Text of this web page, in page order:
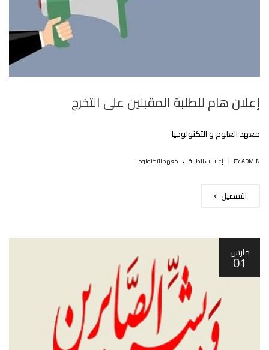
إعلان هام للطلبة المقبلين على التخرج
معهد العلوم و التكنولوجيا
BY ADMIN إعلانات للطلبة . معهد التكنولوجيا
التفصيل
مارس
01